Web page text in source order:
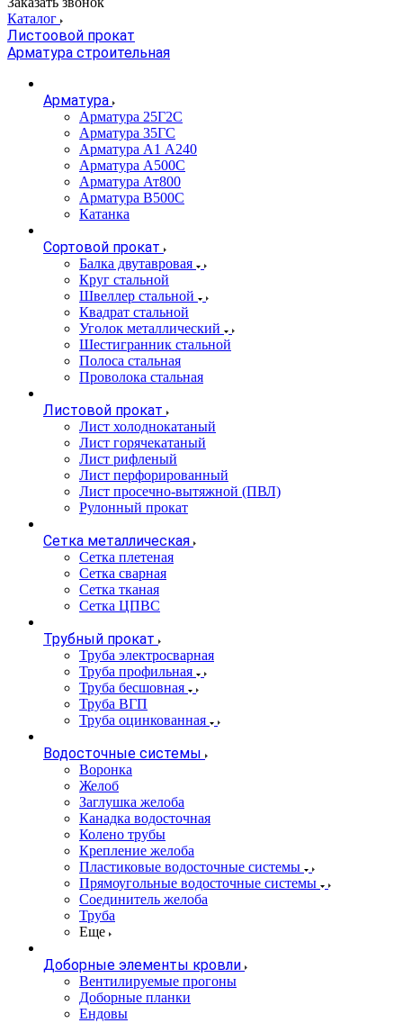
Каталог
Листоовой прокат
Арматура строительная
Арматура
Арматура 25Г2С
Арматура 35ГС
Арматура А1 А240
Арматура А500С
Арматура Ат800
Арматура В500С
Катанка
Сортовой прокат
Балка двутавровая
Круг стальной
Швеллер стальной
Квадрат стальной
Уголок металлический
Шестигранник стальной
Полоса стальная
Проволока стальная
Листовой прокат
Лист холоднокатаный
Лист горячекатаный
Лист рифленый
Лист перфорированный
Лист просечно-вытяжной (ПВЛ)
Рулонный прокат
Сетка металлическая
Сетка плетеная
Сетка сварная
Сетка тканая
Сетка ЦПВС
Трубный прокат
Труба электросварная
Труба профильная
Труба бесшовная
Труба ВГП
Труба оцинкованная
Водосточные системы
Воронка
Желоб
Заглушка желоба
Канадка водосточная
Колено трубы
Крепление желоба
Пластиковые водосточные системы
Прямоугольные водосточные системы
Соединитель желоба
Труба
Еще
Доборные элементы кровли
Вентилируемые прогоны
Доборные планки
Ендовы